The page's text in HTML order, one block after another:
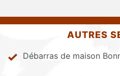
AUTRES
Débarras de maison